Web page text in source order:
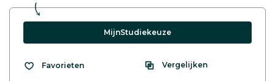
MijnStudiekeuze
Favorieten Vergelijken